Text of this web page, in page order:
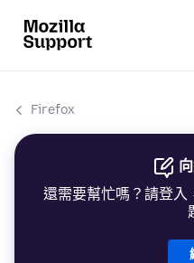
Firefox
還需要幫忙嗎？請登入